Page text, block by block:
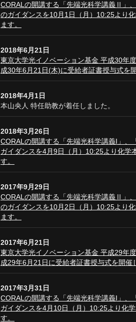
CORALの開講する「先端光科学講義Ⅱ」
のガイダンスを10月1日（月）10:25より
ます。
2018年6月21日
東京大学光イノベーション基金 平成30年
成30年6月21日(木)に受給者証書授与式を
2018年4月1日
本山央人 特任助教が着任しました。
2018年3月26日
CORALの開講する「先端光科学講義I」、
ガイダンスを4月9日（月）10:25より化学
す。
2017年9月29日
CORALの開講する「先端光科学講義Ⅱ」
のガイダンスを10月2日（月）10:25より
ます。
2017年6月21日
東京大学光イノベーション基金 平成29年
成29年6月21日に受給者証書授与式を開催
2017年3月31日
CORALの開講する「先端光科学講義I」、
ガイダンスを4月10日（月）10:25より化
す。